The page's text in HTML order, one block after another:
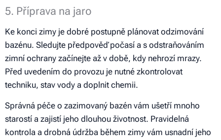
5. Příprava na jaro
Ke konci zimy je dobré postupně plánovat odzimování
bazénu. Sledujte předpověď počasí a s odstraňováním
zimní ochrany začínejte až v době, kdy nehrozí mrazy.
Před uvedením do provozu je nutné zkontrolovat
techniku, stav vody a doplnit chemii.
Správná péče o zazimovaný bazén vám ušetří mnoho
starostí a zajistí jeho dlouhou životnost. Pravidelná
kontrola a drobná údržba během zimy vám usnadní jeho